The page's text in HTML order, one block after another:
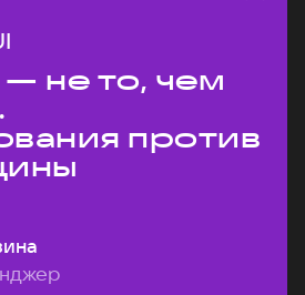
не то, чем
против